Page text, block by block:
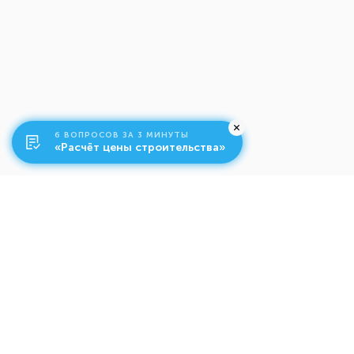
6 ВОПРОСОВ ЗА 3 МИНУТЫ
«Расчёт цены строительства»